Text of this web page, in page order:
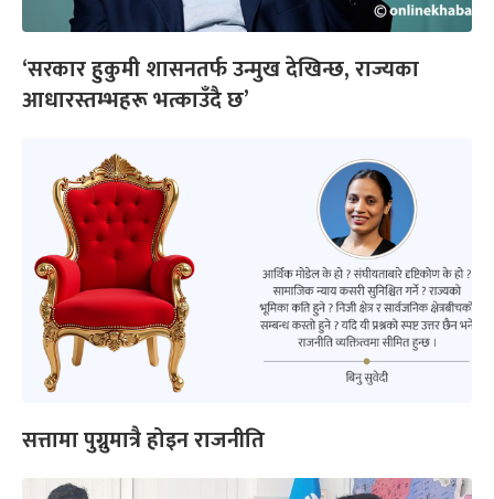
‘सरकार हुकुमी शासनतर्फ उन्मुख देखिन्छ, राज्यका
आधारस्तम्भहरू भत्काउँदै छ’
सत्तामा पुग्नुमात्रै होइन राजनीति